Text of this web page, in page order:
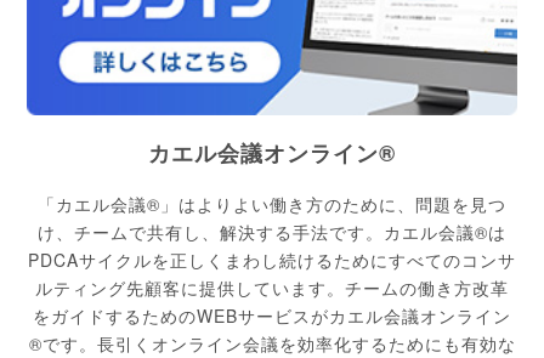
カエル会議オンライン®
「カエル会議®」はよりよい働き方のために、問題を見つ
け、チームで共有し、解決する手法です。カエル会議®は
PDCAサイクルを正しくまわし続けるためにすべてのコンサ
ルティング先顧客に提供しています。チームの働き方改革
をガイドするためのWEBサービスがカエル会議オンライン
®です。長引くオンライン会議を効率化するためにも有効な